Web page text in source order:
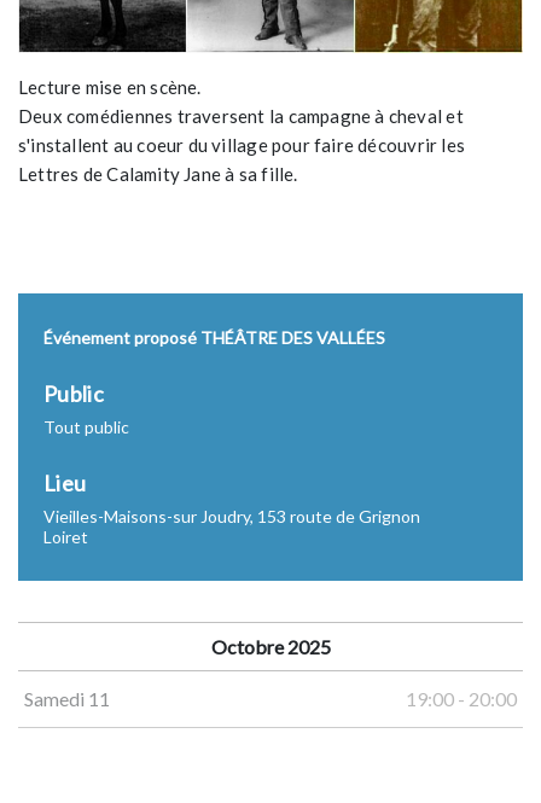
Événement proposé THÉÂTRE DES VALLÉES
Public
Tout public
Lieu
Vieilles-Maisons-sur Joudry, 153 route de Grignon
Loiret
Octobre 2025
Samedi 11 19:00 - 20:00
Lecture mise en scène.
Deux comédiennes traversent la campagne à cheval et
s'installent au coeur du village pour faire découvrir les
Lettres de Calamity Jane à sa fille.